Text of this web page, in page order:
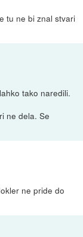
tu ne bi znal stvari
tako naredili.
ne dela. Se
ne pride do